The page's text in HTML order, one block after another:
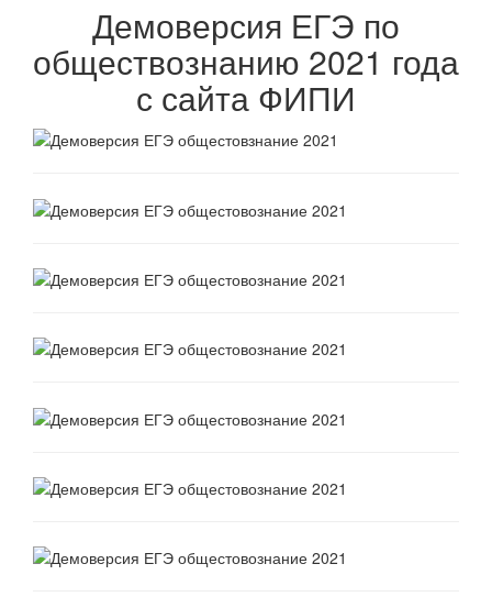
Демоверсия ЕГЭ по
обществознанию 2021 года
с сайта ФИПИ